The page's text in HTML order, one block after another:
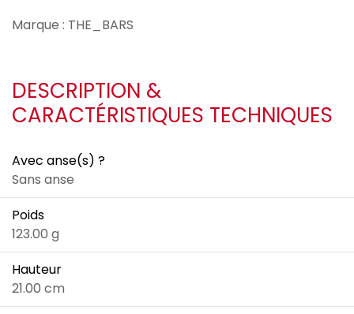
Marque : THE_BARS
DESCRIPTION &
CARACTÉRISTIQUES TECHNIQUES
Avec anse(s) ?
Sans anse
Poids
123.00 g
Hauteur
21.00 cm